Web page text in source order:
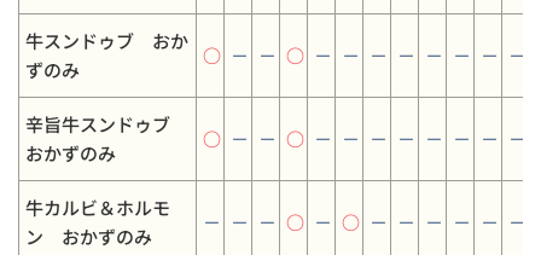
牛スンドゥブ おか
ずのみ
○ － － ○ － － － － － － － －
辛旨牛スンドゥブ
おかずのみ
○ － － ○ － － － － － － － －
牛カルビ＆ホルモ
ン おかずのみ
－ － － ○ － ○ － － － － － －